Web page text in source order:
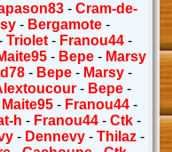
-Cram-de-
- Bergamote -
Triolet - Franou44 -
- Bepe - Marsy
- Bepe- Marsy-
- Bepe-
Maite95 - Franou44 -
h - Franou44- Ctk-
- Dennevy- Thilaz-